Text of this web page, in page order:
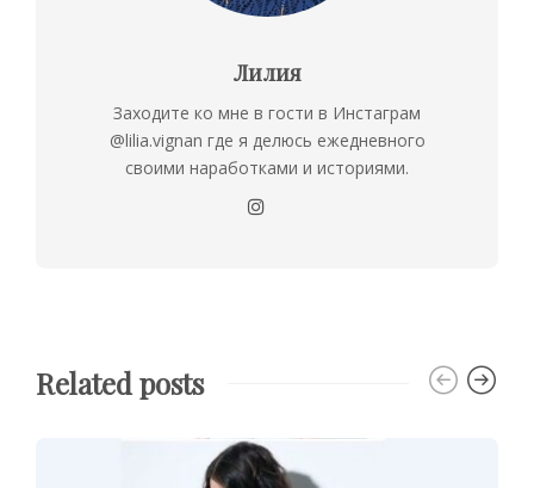
Лилия
Заходите ко мне в гости в Инстаграм
@lilia.vignan где я делюсь ежедневного
своими наработками и историями.
Related posts